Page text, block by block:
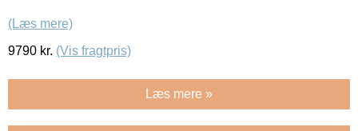
(Læs mere)
9790 kr. (Vis fragtpris)
Læs mere »